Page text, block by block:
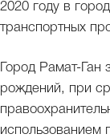
2020 году в
транспортных
Город Рамат-
рождений, при
использованием